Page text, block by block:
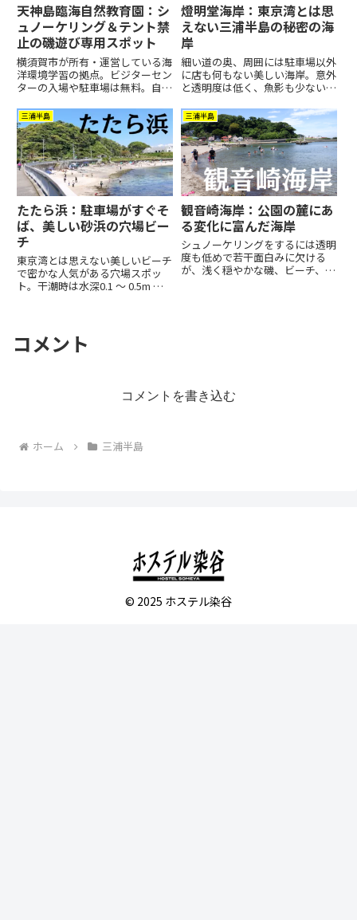
天神島臨海自然教育園：シ
ュノーケリング＆テント禁
止の磯遊び専用スポット
横須賀市が所有・運営している海
洋環境学習の拠点。ビジターセン
ターの入場や駐車場は無料。自然
ルやフィンの使用、テント設営や
BBQ は禁止されており、職員の
監視や巡回がある。生物の採取や
観察は自由（持ち帰りは禁止）。
そうした背景から、訪れるのはも
っぱら子供のいる家族連れ。水深
は浅く、混雑もしないのでファミ
リーでのんびり磯遊びや自然観察
をするにはいいところである。
燈明堂海岸：東京湾とは思
えない三浦半島の秘密の海
岸
細い道の奥、周囲には駐車場以外
に店も何もない美しい海岸。意外
と透明度は低く、魚影も少ない
砂浜、白い岩場がコントラストに
なって風情を感じさせてくれる場
所である。
三浦半島
たたら浜：駐車場がすぐそ
ば、美しい砂浜の穴場ビー
チ
東京湾とは思えない美しいビーチ
で密かな人気がある穴場スポッ
ト。干潮時は水深0.1 ～ 0.5m の
されている。
三浦半島
観音崎海岸：公園の麓にあ
る変化に富んだ海岸
シュノーケリングをするには透明
度も低めで若干面白みに欠ける
が、浅く穏やかな磯、ビーチ、岩
コメント
コメントを書き込む
ホーム 三浦半島
© 2025 ホステル染谷